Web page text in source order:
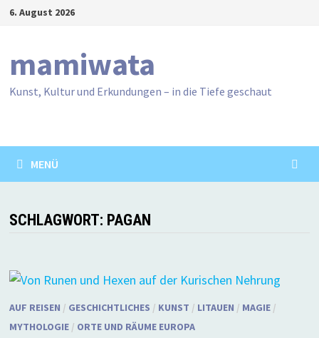
Zum6. August 2026
mamiwata
Kunst, Kultur und Erkundungen – in die Tiefe geschaut
MENÜ
SCHLAGWORT: PAGAN
AUF REISEN / GESCHICHTLICHES / KUNST / LITAUEN / MAGIE/
MYTHOLOGIE/ ORTE UND RÄUME EUROPA